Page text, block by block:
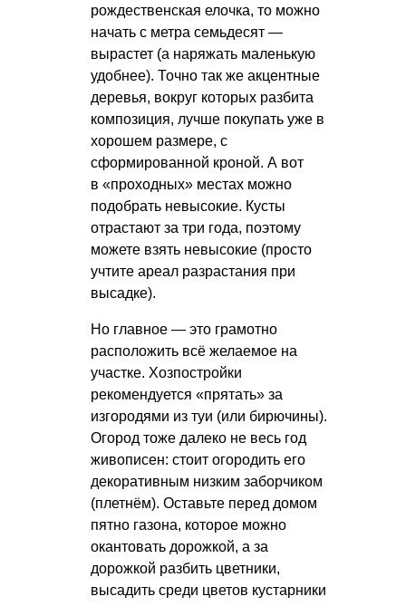
рождественская елочка, то можно
начать с метра семьдесят —
вырастет (а наряжать маленькую
удобнее). Точно так же акцентные
деревья, вокруг которых разбита
композиция, лучше покупать уже в
хорошем размере, с
сформированной кроной. А вот
в «проходных» местах можно
подобрать невысокие. Кусты
отрастают за три года, поэтому
можете взять невысокие (просто
учтите ареал разрастания при
высадке).
Но главное — это грамотно
расположить всё желаемое на
участке. Хозпостройки
рекомендуется «прятать» за
изгородями из туи (или бирючины).
Огород тоже далеко не весь год
живописен: стоит огородить его
декоративным низким заборчиком
(плетнём). Оставьте перед домом
пятно газона, которое можно
окантовать дорожкой, а за
дорожкой разбить цветники,
высадить среди цветов кустарники